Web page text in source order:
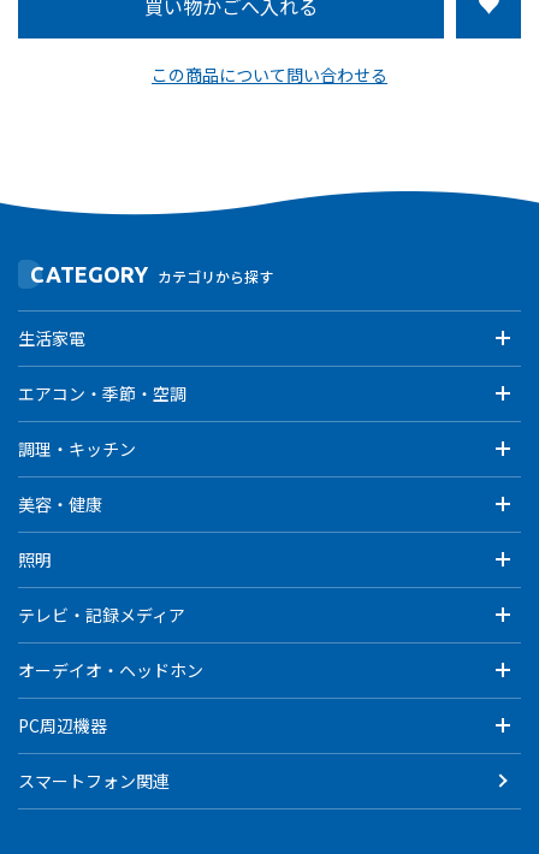
この商品について問い合わせる
CATEGORY カテゴリから探す
生活家電
エアコン・季節・空調
調理・キッチン
美容・健康
照明
テレビ・記録メディア
オーデイオ・ヘッドホン
PC周辺機器
スマートフォン関連